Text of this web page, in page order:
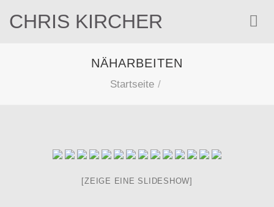
InhaltCHRIS KIRCHER
NÄHARBEITEN
Startseite /
[ZEIGE EINE SLIDESHOW]